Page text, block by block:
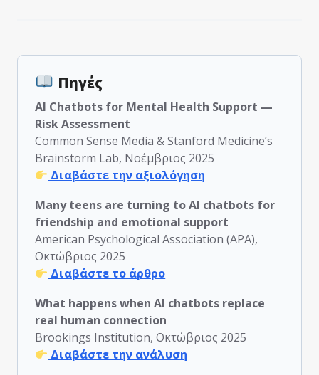
Πηγές
AI Chatbots for Mental Health Support —
Risk Assessment
Common Sense Media & Stanford Medicine’s
Brainstorm Lab, Νοέμβριος 2025
Διαβάστε την αξιολόγηση
Many teens are turning to AI chatbots for
friendship and emotional support
American Psychological Association (APA),
Οκτώβριος 2025
Διαβάστε το άρθρο
What happens when AI chatbots replace
real human connection
Brookings Institution, Οκτώβριος 2025
Διαβάστε την ανάλυση